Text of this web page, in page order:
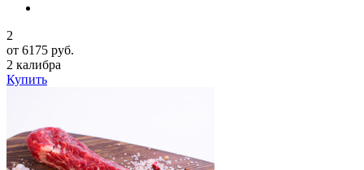
2
от 6175 руб.
2 калибра
Купить